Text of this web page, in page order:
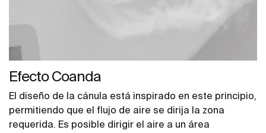
Efecto Coanda
El diseño de la cánula está inspirado en este principio,
permitiendo que el flujo de aire se dirija la zona
requerida. Es posible dirigir el aire a un área